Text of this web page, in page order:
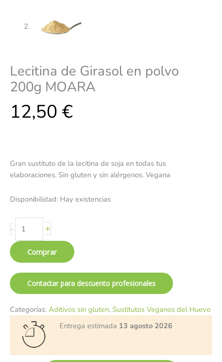
Lecitina de Girasol en polvo
200g MOARA
12,50 €
Gran sustituto de la lecitina de soja en todas tus
elaboraciones. Sin gluten y sin alérgenos. Vegana
Disponibilidad: Hay existencias
- +
Comprar
Contactar para descuento profesionales
Categorías: Aditivos sin gluten, Sustitutos Veganos del Huevo
Entrega estimada 13 agosto 2026